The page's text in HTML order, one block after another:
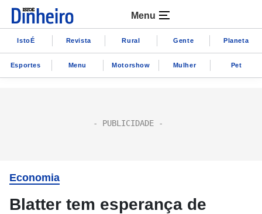
Menu
IstoÉ Revista Rural Gente Planeta
Esportes Menu Motorshow Mulher Pet
Economia
Blatter tem esperança de